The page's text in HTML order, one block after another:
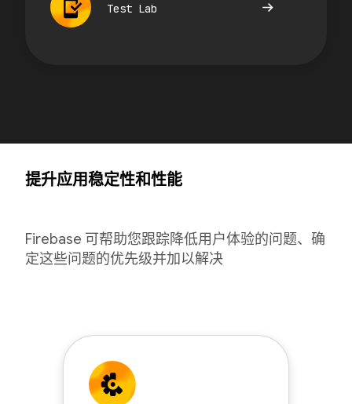
Test Lab
提升应用稳定性和性能
Firebase 可帮助您跟踪降低用户体验的问题、确
定这些问题的优先级并加以解决